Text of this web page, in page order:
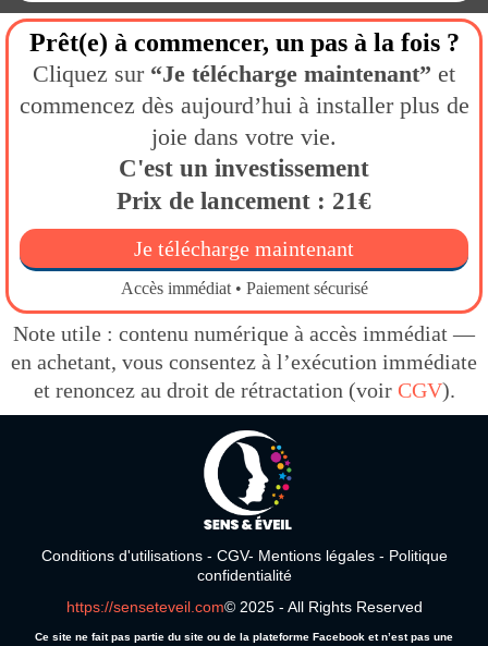
Prêt(e) à commencer, un pas à la fois ?
Cliquez sur “Je télécharge maintenant” et
commencez dès aujourd’hui à installer plus de
joie dans votre vie.
C'est un investissement
Prix de lancement : 21€
Je télécharge maintenant
Accès immédiat • Paiement sécurisé
Note utile : contenu numérique à accès immédiat —
en achetant, vous consentez à l’exécution immédiate
et renoncez au droit de rétractation (voir CGV).
Conditions d'utilisations- CGV- Mentions légales- Politique
confidentialité
https://senseteveil.com© 2025 - All Rights Reserved
Ce site ne fait pas partie du site ou de la plateforme Facebook et n’est pas une